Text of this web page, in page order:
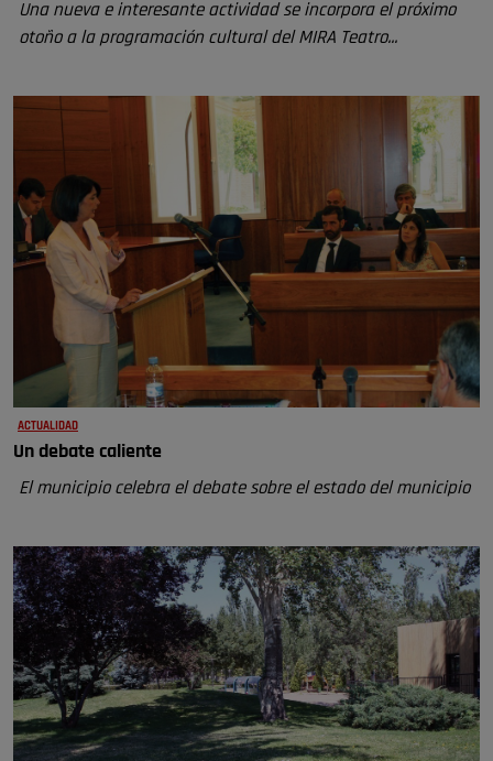
Una nueva e interesante actividad se incorpora el próximo
otoño a la programación cultural del MIRA Teatro...
ACTUALIDAD
Un debate caliente
El municipio celebra el debate sobre el estado del municipio